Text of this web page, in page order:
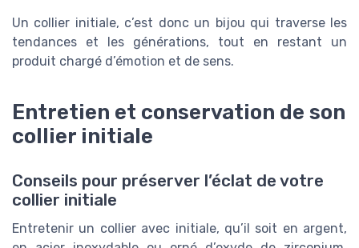
Un collier initiale, c’est donc un bijou qui traverse les
tendances et les générations, tout en restant un
produit chargé d’émotion et de sens.
Entretien et conservation de son
collier initiale
Conseils pour préserver l’éclat de votre
collier initiale
Entretenir un collier avec initiale, qu’il soit en argent,